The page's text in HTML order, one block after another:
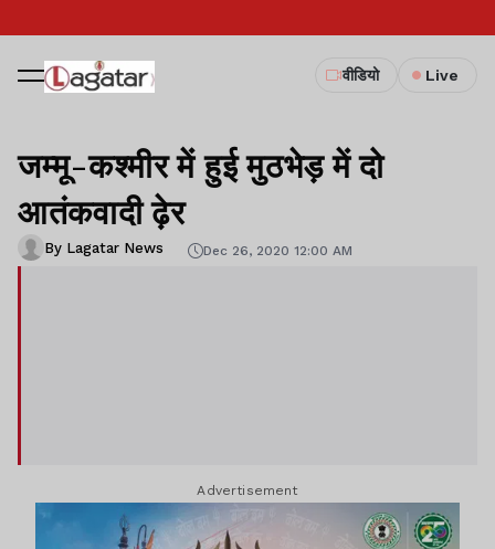
वीडियो Live
जम्मू-कश्मीर में हुई मुठभेड़ में दो
आतंकवादी ढ़ेर
By Lagatar News Dec 26, 2020 12:00 AM
Advertisement